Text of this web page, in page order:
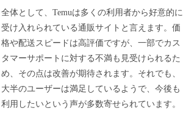
全体として、Temuは多くの利用者から好意的に
受け入れられている通販サイトと言えます。価
格や配送スピードは高評価ですが、一部でカス
タマーサポートに対する不満も見受けられるた
め、その点は改善が期待されます。それでも、
大半のユーザーは満足しているようで、今後も
利用したいという声が多数寄せられています。